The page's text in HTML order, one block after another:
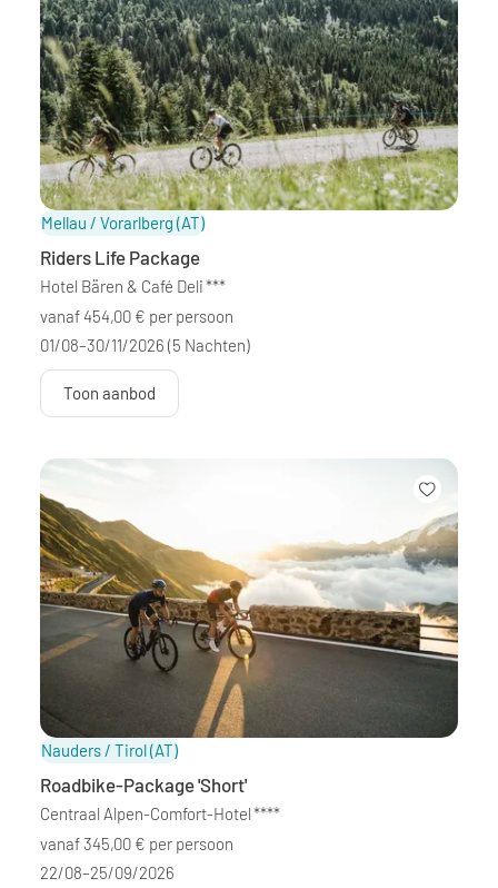
Mellau / Vorarlberg (AT)
Riders Life Package
Hotel Bären & Café Deli***
vanaf 454,00 € per persoon
01/08–30/11/2026 (5 Nachten)
Toon aanbod
Nauders / Tirol(AT)
Roadbike-Package 'Short'
Centraal Alpen-Comfort-Hotel****
vanaf 345,00 € per persoon
22/08–25/09/2026